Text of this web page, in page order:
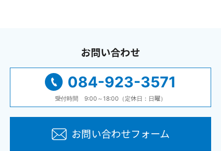
お問い合わせ
084-923-3571
受付時間 9:00～18:00（定休日：日曜）
お問い合わせフォーム